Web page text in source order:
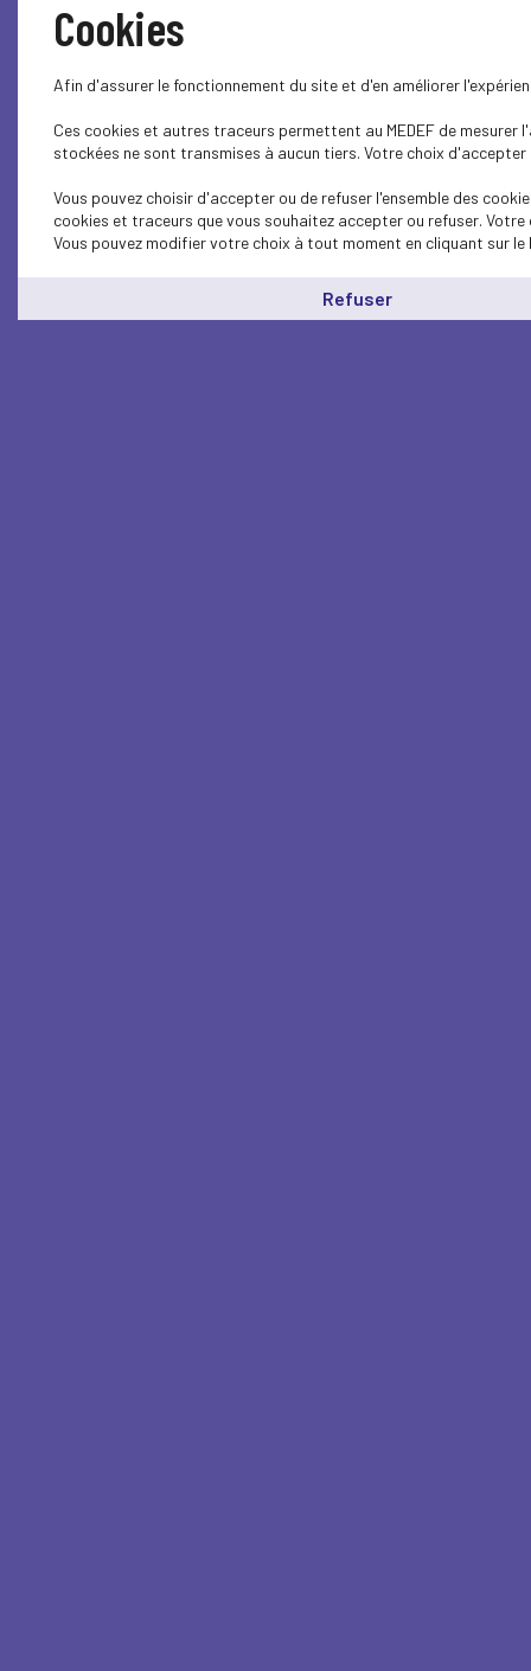
Cookies
Afin d'assurer le fonctionnement du site et d'en améliorer
Ces cookies et autres traceurs permettent au MEDEF de
stockées ne sont transmises à aucun tiers. Votre choix
Vous pouvez choisir d'accepter ou de refuser l'ensemble des
cookies et traceurs que vous souhaitez accepter ou refuser.
Vous pouvez modifier votre choix à tout moment en cliquant sur le
Refuser